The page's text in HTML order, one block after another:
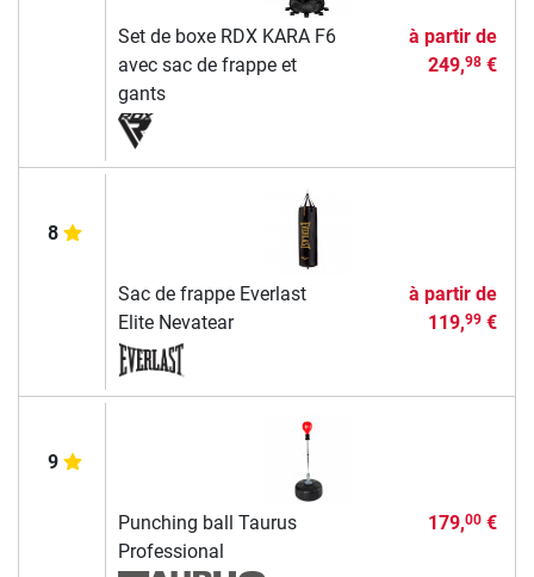
Set de boxe RDX KARA F6
avec sac de frappe et
gants
à partir de
249,98€
8
Sac de frappe Everlast
Elite Nevatear
à partir de
119,99€
9
Punching ball Taurus
Professional
179,00€